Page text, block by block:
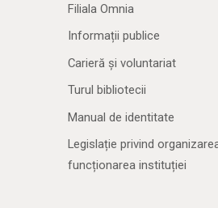
Filiala Omnia
Informații publice
Carieră și voluntariat
Turul bibliotecii
Manual de identitate
Legislație privind
funcționarea instituției